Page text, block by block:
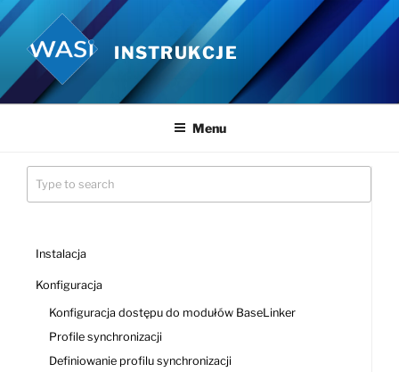
Przejdź
do
treści
INSTRUKCJE
Menu
Instalacja
Konfiguracja
Konfiguracja dostępu do modułów BaseLinker
Profile synchronizacji
Definiowanie profilu synchronizacji